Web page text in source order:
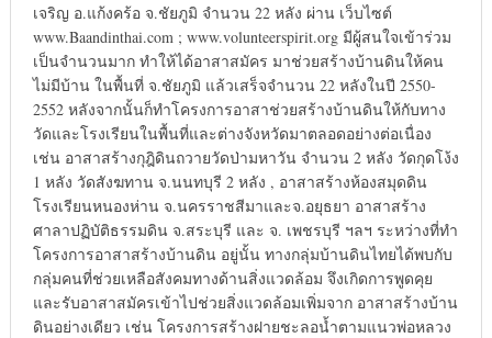
เจริญ อ.แก้งคร้อ จ.ชัยภูมิ จำนวน 22 หลัง ผ่าน เว็บไซต์
www.Baandinthai.com ; www.volunteerspirit.org มีผู้สนใจเข้าร่วม
เป็นจำนวนมาก ทำให้ได้อาสาสมัคร มาช่วยสร้างบ้านดินให้คน
ไม่มีบ้าน ในพื้นที่ จ.ชัยภูมิ แล้วเสร็จจำนวน 22 หลังในปี 2550-
2552 หลังจากนั้นก็ทำโครงการอาสาช่วยสร้างบ้านดินให้กับทาง
วัดและโรงเรียนในพื้นที่และต่างจังหวัดมาตลอดอย่างต่อเนื่อง
เช่น อาสาสร้างกุฎิดินถวายวัดป่ามหาวัน จำนวน 2 หลัง วัดกุดโง้ง
1 หลัง วัดสังฆทาน จ.นนทบุรี 2 หลัง , อาสาสร้างห้องสมุดดิน
โรงเรียนหนองห่าน จ.นครราชสีมาและจ.อยุธยา อาสาสร้าง
ศาลาปฏิบัติธรรมดิน จ.สระบุรี และ จ. เพชรบุรี ฯลฯ ระหว่างที่ทำ
โครงการอาสาสร้างบ้านดิน อยู่นั้น ทางกลุ่มบ้านดินไทยได้พบกับ
กลุ่มคนที่ช่วยเหลือสังคมทางด้านสิ่งแวดล้อม จึงเกิดการพูดคุย
และรับอาสาสมัครเข้าไปช่วยสิ่งแวดล้อมเพิ่มจาก อาสาสร้างบ้าน
ดินอย่างเดียว เช่น โครงการสร้างฝายชะลอน้ำตามแนวพ่อหลวง